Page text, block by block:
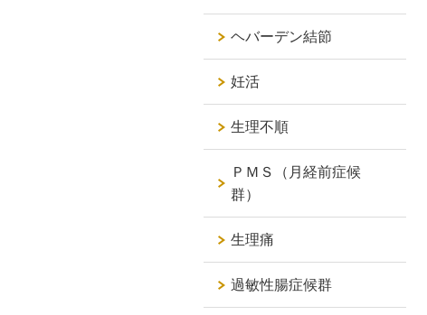
ヘバーデン結節
妊活
生理不順
ＰＭＳ（月経前症候
群）
生理痛
過敏性腸症候群